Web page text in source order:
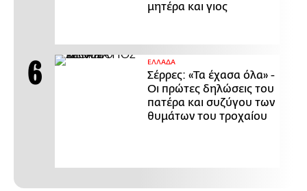
μητέρα και γιος
ΕΛΛΑΔΑ
Σέρρες: «Τα έχασα όλα» -
Οι πρώτες δηλώσεις του
πατέρα και συζύγου των
θυμάτων του τροχαίου